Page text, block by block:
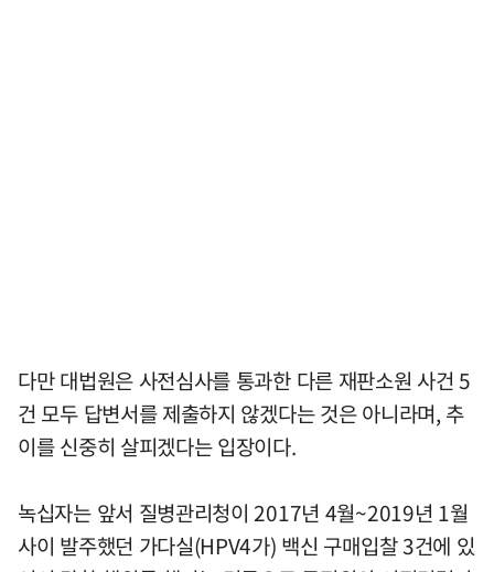
다만 대법원은 사전심사를 통과한 다른 재판소원 사건 5
건 모두 답변서를 제출하지 않겠다는 것은 아니라며, 추
이를 신중히 살피겠다는 입장이다.
녹십자는 앞서 질병관리청이 2017년 4월~2019년 1월
사이 발주했던 가다실(HPV4가) 백신 구매입찰 3건에 있